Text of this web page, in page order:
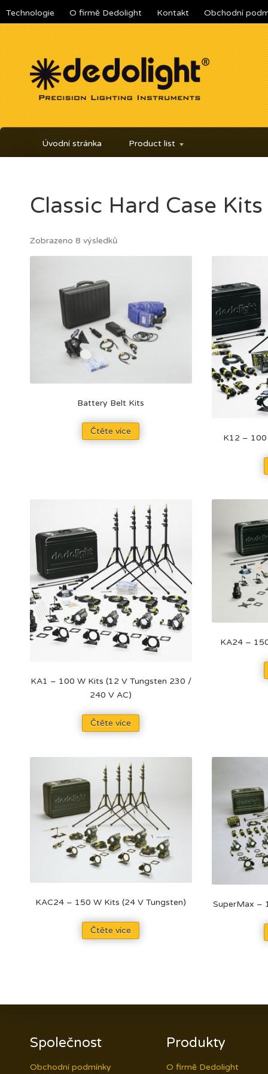
Technologie O firmě Dedolight Kontakt Obchodní
Úvodní stránka Product list
Classic Hard Case
Zobrazeno 8 výsledků
Battery Belt Kits
Čtěte více
K12 – 100
KA1 – 100 W Kits (12 V Tungsten 230 /
240 V AC)
Čtěte více
KA24 –
KAC24 – 150 W Kits (24 V Tungsten)
Čtěte více
SuperMax –
Společnost
Obchodní podmínky
Produkty
O firmě Dedolight